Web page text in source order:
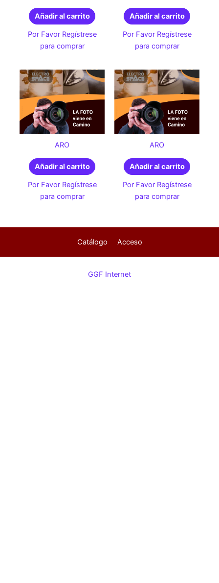
Añadir al carrito
Por Favor Regístrese
para comprar
Añadir al carrito
Por Favor Regístrese
para comprar
ARO
Añadir al carrito
Por Favor Regístrese
para comprar
ARO
Añadir al carrito
Por Favor Regístrese
para comprar
Catálogo Acceso
GGF Internet